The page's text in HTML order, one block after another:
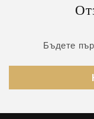
Бъдете